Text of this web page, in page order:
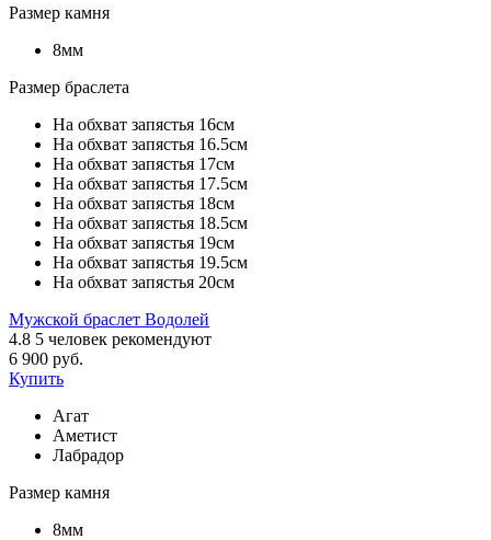
Размер камня
8мм
Размер браслета
На обхват запястья 16см
На обхват запястья 16.5см
На обхват запястья 17см
На обхват запястья 17.5см
На обхват запястья 18см
На обхват запястья 18.5см
На обхват запястья 19см
На обхват запястья 19.5см
На обхват запястья 20см
Мужской браслет Водолей
4.8 5 человек рекомендуют
6 900 руб.
Купить
Агат
Аметист
Лабрадор
Размер камня
8мм